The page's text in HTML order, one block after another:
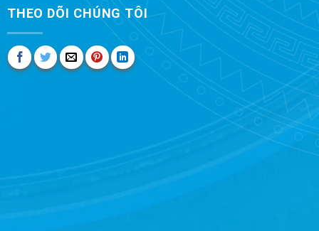
THEO DÕI CHÚNG TÔI